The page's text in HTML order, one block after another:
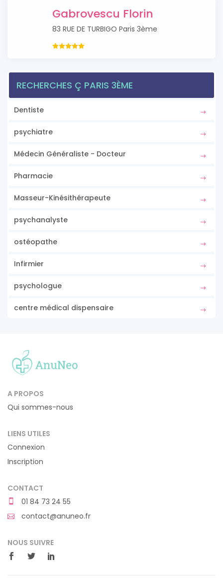
Gabrovescu Florin
83 RUE DE TURBIGO Paris 3ème
RECHERCHES Ç PARIS 3ÈME
Dentiste
psychiatre
Médecin Généraliste - Docteur
Pharmacie
Masseur-Kinésithérapeute
psychanalyste
ostéopathe
Infirmier
psychologue
centre médical dispensaire
A PROPOS
Qui sommes-nous
LIENS UTILES
Connexion
Inscription
CONTACT
01 84 73 24 55
contact@anuneo.fr
NOUS SUIVRE